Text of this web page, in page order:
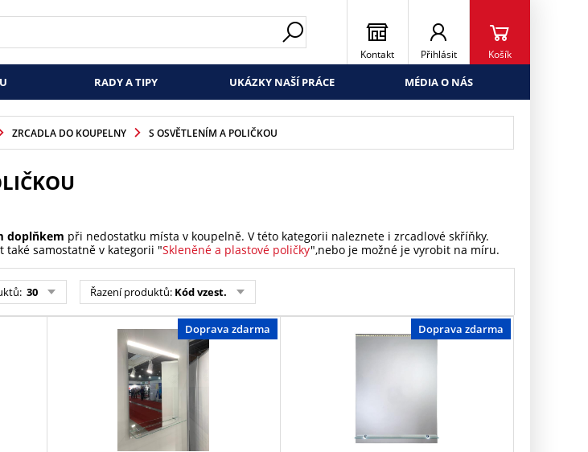
Kontakt Přihlásit Košík
RADY A TIPY UKÁZKY NAŠÍ PRÁCE MÉDIA O NÁS
ZRCADLA DO KOUPELNY S OSVĚTLENÍM A POLIČKOU
doplňkem při nedostatku místa v koupelně. V této kategorii naleznete i zrcadlové skříňky.
také samostatně v kategorii "Skleněné a plastové poličky",nebo je možné je vyrobit na míru.
30 Řazení produktů: Kód vzest.
Doprava zdarma Doprava zdarma